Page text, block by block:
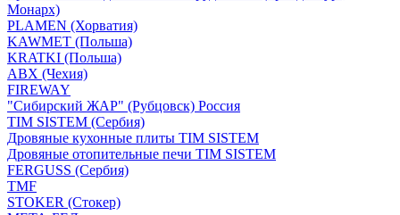
Монарх)
PLAMEN (Хорватия)
KAWMET (Польша)
KRATKI (Польша)
ABX (Чехия)
FIREWAY
"Сибирский ЖАР" (Рубцовск) Россия
TIM SISTEM (Сербия)
Дровяные кухонные плиты TIM SISTEM
Дровяные отопительные печи TIM SISTEM
FERGUSS (Сербия)
TMF
STOKER (Стокер)